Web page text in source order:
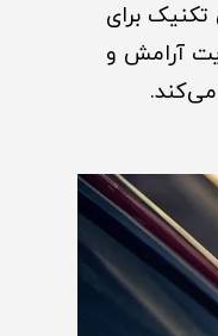
تکنیک برای
آرامش و